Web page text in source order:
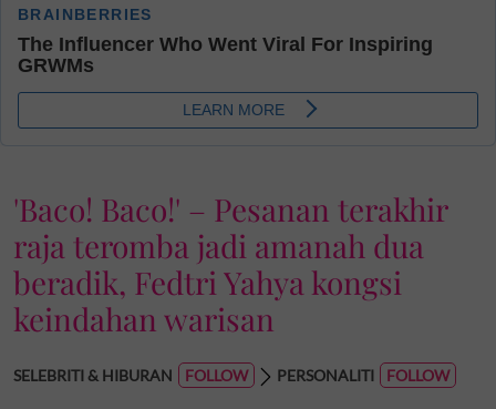
'Baco! Baco!' – Pesanan terakhir
raja teromba jadi amanah dua
beradik, Fedtri Yahya kongsi
keindahan warisan
SELEBRITI & HIBURAN PERSONALITI